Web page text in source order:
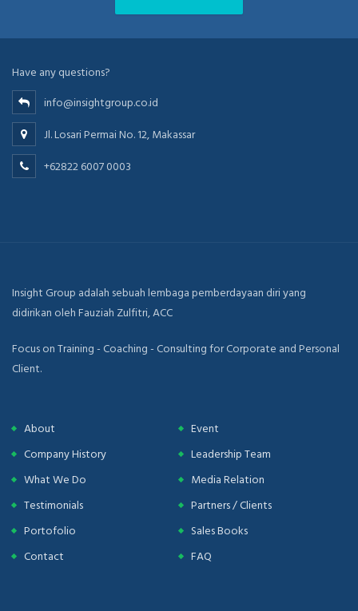
Have any questions?
info@insightgroup.co.id
Jl. Losari Permai No. 12, Makassar
+62822 6007 0003
Insight Group adalah sebuah lembaga pemberdayaan diri yang
didirikan oleh Fauziah Zulfitri, ACC
Focus on Training - Coaching - Consulting for Corporate and Personal
Client.
About
Event
Company History
Leadership Team
What We Do
Media Relation
Testimonials
Partners / Clients
Portofolio
Sales Books
Contact
FAQ